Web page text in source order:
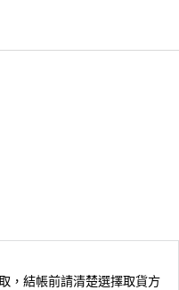
，結帳前請清楚選擇取貨方